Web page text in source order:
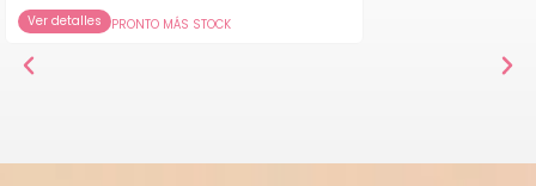
Ver detalles PRONTO MÁS STOCK